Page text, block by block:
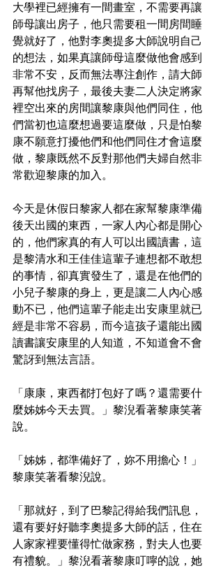
大學裡已經擁有一間畫室，不需要再讓
師母讓出房子，他只需要租一間房間睡
覺就好了，他對李奧提多大師說明自己
的想法，如果真讓師母這麼做他會感到
非常不安，反而無法專注創作，請大師
再幫他找房子，最後夫妻二人決定將家
裡空出來的房間讓黎康與他們同住，他
們當初也這麼想過要這麼做，只是怕黎
康不願意打擾他們和他們同住才會這麼
做，黎康既然不反對那他們夫婦自然非
常歡迎黎康的加入。
今天是休假日黎家人都在家幫黎康準備
後天出國的東西，一家人內心都是開心
的，他們家真的有人可以出國讀書，這
是黎清水和王佳佳這輩子連想都不敢想
的事情，卻真實發生了，還是在他們的
小兒子黎康的身上，更是讓二人內心感
動不已，他們這輩子能走出安康里就已
經是非常不容易，而今這孩子還能出國
讀書讓安康里的人知道，不知道會不會
驚訝到無法言語。
「康康，東西都打包好了嗎？還需要什
麼姊姊今天去買。」黎淣看著黎康笑著
說。
「姊姊，都準備好了，妳不用擔心！」
黎康笑著看黎淣說。
「那就好，到了巴黎記得給我們訊息，
還有要好好聽李奧提多大師的話，住在
人家家裡要懂得忙做家務，對夫人也要
有禮貌。」黎淣看著黎康叮嚀的說，她